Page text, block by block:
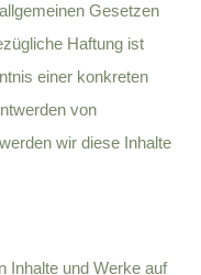
Gesetzen
Haftung ist
einer konkreten
von
wir diese Inhalte
Inhalte und Werke auf